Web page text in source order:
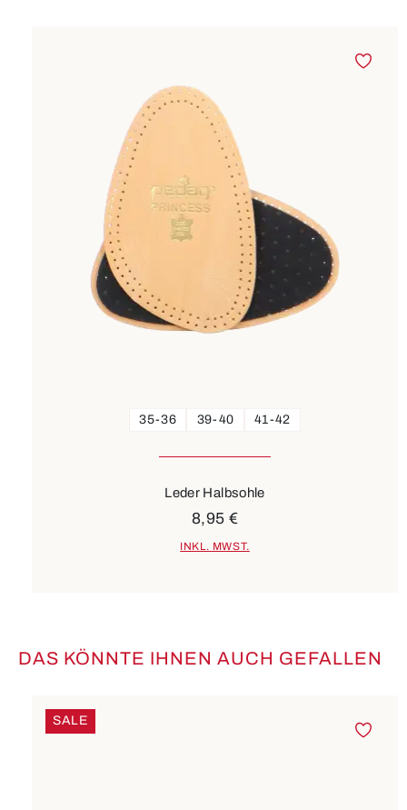
35-36 39-40 41-42
Leder Halbsohle
8,95 €
INKL. MWST.
Produktgalerie überspringen
DAS KÖNNTE IHNEN AUCH GEFALLEN
SALE